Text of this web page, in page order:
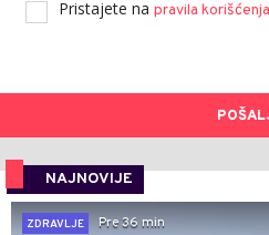
Pristajete na pravila korišćenja
NAJNOVIJE
ZDRAVLJE
Pre 36 min